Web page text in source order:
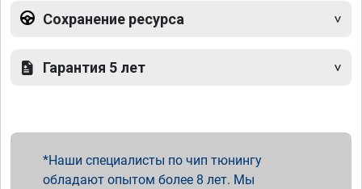
Сохранение ресурса
Гарантия 5 лет
Наши специалисты по чип тюнингу
обладают опытом более 8 лет. Мы